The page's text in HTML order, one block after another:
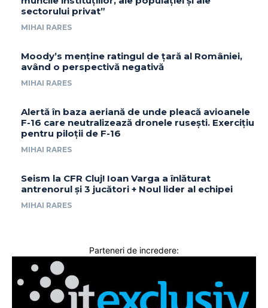
sectorului privat”
MIHAI RARES
Moody’s menține ratingul de țară al României,
având o perspectivă negativă
MIHAI RARES
Alertă în baza aeriană de unde pleacă avioanele
F-16 care neutralizează dronele rusești. Exercițiu
pentru piloții de F-16
MIHAI RARES
Seism la CFR Cluj! Ioan Varga a înlăturat
antrenorul și 3 jucători + Noul lider al echipei
MIHAI RARES
Parteneri de incredere: